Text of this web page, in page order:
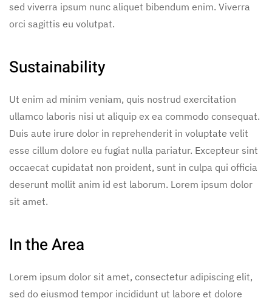
sed viverra ipsum nunc aliquet bibendum enim. Viverra
orci sagittis eu volutpat.
Sustainability
Ut enim ad minim veniam, quis nostrud exercitation
ullamco laboris nisi ut aliquip ex ea commodo consequat.
Duis aute irure dolor in reprehenderit in voluptate velit
esse cillum dolore eu fugiat nulla pariatur. Excepteur sint
occaecat cupidatat non proident, sunt in culpa qui officia
deserunt mollit anim id est laborum. Lorem ipsum dolor
sit amet.
In the Area
Lorem ipsum dolor sit amet, consectetur adipiscing elit,
sed do eiusmod tempor incididunt ut labore et dolore